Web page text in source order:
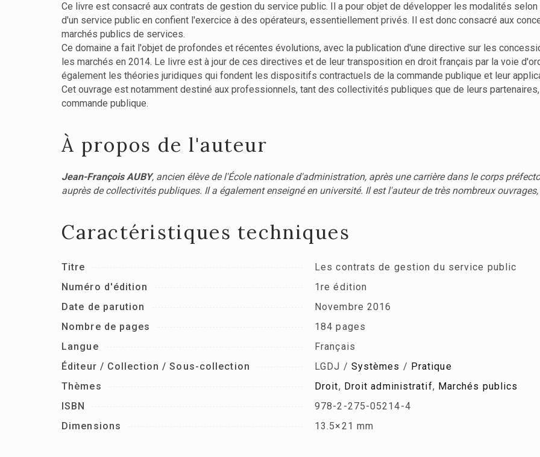
Ce livre est consacré aux contrats de gestion du service public. Il a pour objet de développer les modalités
d'un service public en confient l'exercice à des opérateurs, essentiellement privés. Il est donc consacré aux
marchés publics de services.
Ce domaine a fait l'objet de profondes et récentes évolutions, avec la publication d'une directive sur les
les marchés en 2014. Le livre est à jour de ces directives et de leur transposition en droit français par la voie
également les théories juridiques qui fondent les dispositifs contractuels de la commande publique et leur
Cet ouvrage est notamment destiné aux professionnels, tant des collectivités publiques que de leurs
commande publique.
À propos de l'auteur
Jean-François AUBY, ancien élève de l'École nationale d'administration, après une carrière dans le corps
auprès de collectivités publiques. Il a également enseigné en université. Il est l'auteur de très nombreux
Caractéristiques techniques
Titre
Les contrats de gestion du service public
Numéro d'édition
1re édition
Date de parution
Novembre 2016
Nombre de pages
184 pages
Langue
Français
Éditeur / Collection / Sous-collection
LGDJ / Systèmes / Pratique
Thèmes
Droit, Droit administratif, Marchés publics
ISBN
978-2-275-05214-4
Dimensions
13.5×21 mm